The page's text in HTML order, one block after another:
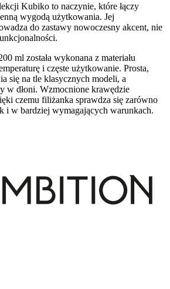
Kubiko to naczynie, które łączy
wygodą użytkowania. Jej
do zastawy nowoczesny akcent, nie
ml została wykonana z materiału
i częste użytkowanie. Prosta,
się na tle klasycznych modeli, a
w dłoni. Wzmocnione krawędzie
czemu filiżanka sprawdza się zarówno
i w bardziej wymagających warunkach.